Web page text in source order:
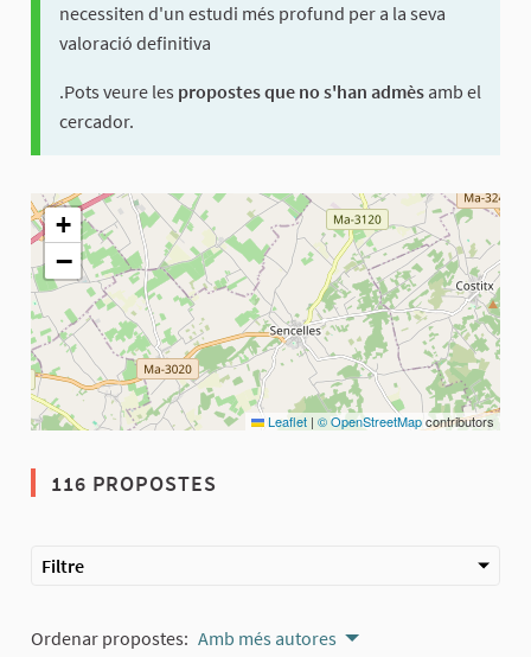
necessiten d'un estudi més profund per a la seva
valoració definitiva
.Pots veure les propostes que no s'han admès amb el
cercador.
El següent element és un mapa que presenta els
+
−
Leaflet | © OpenStreetMapcontributors
116 PROPOSTES
Filtre
Ordenar propostes: Amb més autores